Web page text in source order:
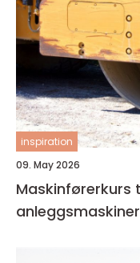
inspiration
09. May 2026
Maskinførerkurs trygg og effektiv bruk av
anleggsmaskiner